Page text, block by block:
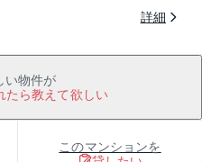
詳細
い物件が
たら教えて欲しい
このマンションを